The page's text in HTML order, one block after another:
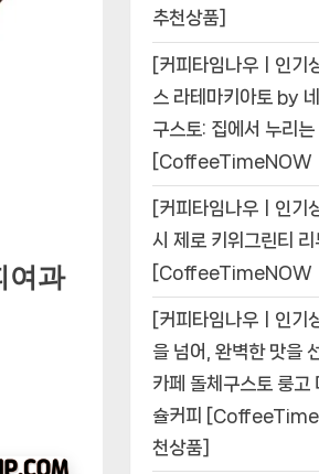
여과
추천상품]
[커피타임나우ㅣ인기
스 라테마키아토 by
구스토: 집에서 누리
[CoffeeTimeNOW
[커피타임나우ㅣ인기
시 제로 키위그린티 리
[CoffeeTimeNOW
[커피타임나우ㅣ인기
을 넘어, 완벽한 맛을
카페 돌체구스토 룽고
슐커피
천상품]